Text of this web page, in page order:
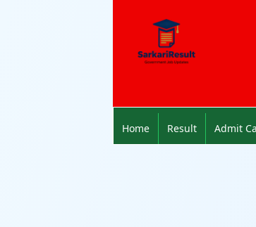
Home Result Admit